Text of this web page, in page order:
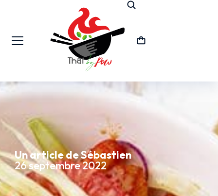
Un article de Sébastien
26 septembre 2022